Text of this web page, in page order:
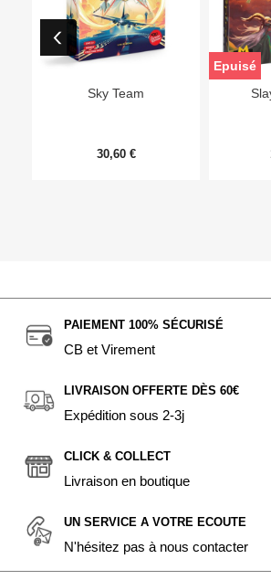
Sky Team
30,60 €
Epuisé
PAIEMENT 100% SÉCURISÉ
CB et Virement
LIVRAISON OFFERTE DÈS 60€
Expédition sous 2-3j
CLICK & COLLECT
Livraison en boutique
UN SERVICE A VOTRE ECOUTE
N'hésitez pas à nous contacter